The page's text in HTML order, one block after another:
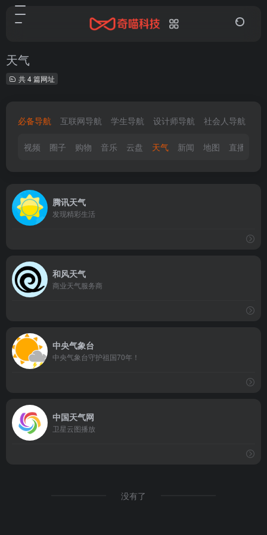
天气
共 4 篇网址
必备导航 互联网导航 学生导航 设计师导航 社会人导航
视频 圈子 购物 音乐 云盘 天气 新闻 地图 直播
腾讯天气
发现精彩生活
和风天气
商业天气服务商
中央气象台
中央气象台守护祖国70年！
中国天气网
卫星云图播放
没有了